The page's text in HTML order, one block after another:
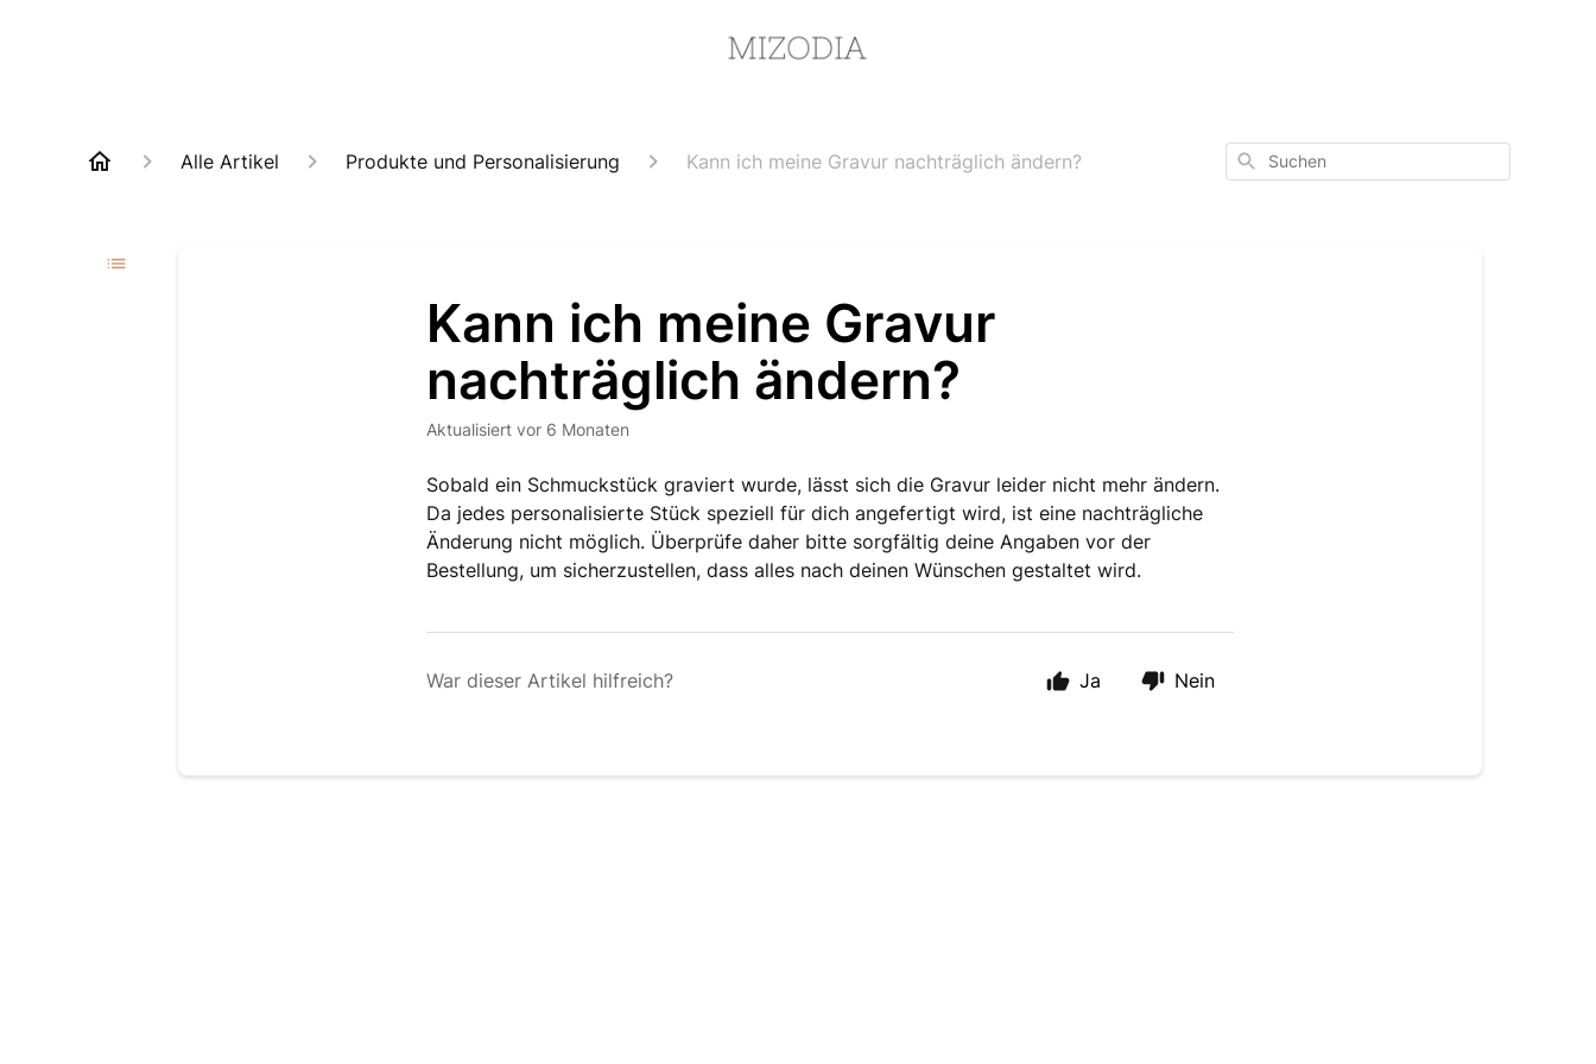
Alle Artikel Produkte und Personalisierung Kann ich meine Gravur nachträglich ändern? Suchen
Kann ich meine Gravur
nachträglich ändern?
Aktualisiert vor 6 Monaten
Sobald ein Schmuckstück graviert wurde, lässt sich die Gravur leider nicht mehr ändern.
Da jedes personalisierte Stück speziell für dich angefertigt wird, ist eine nachträgliche
Änderung nicht möglich. Überprüfe daher bitte sorgfältig deine Angaben vor der
Bestellung, um sicherzustellen, dass alles nach deinen Wünschen gestaltet wird.
War dieser Artikel hilfreich? Ja Nein